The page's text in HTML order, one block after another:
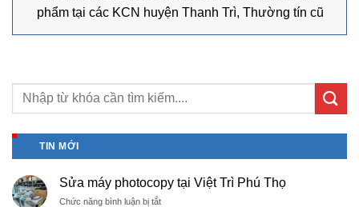
phẩm tại các KCN huyện Thanh Trì, Thường tín cũ
TIN MỚI
Sửa máy photocopy tại Việt Trì Phú Thọ
Chức năng bình luận bị tắtở